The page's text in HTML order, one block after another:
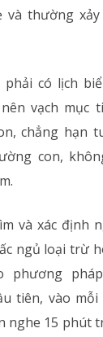
và thường
phải có lịch
vạch mục
chẳng hạn
con,
và xác định
ngủ loại trừ
phương
tiên, vào
nghe 15 phút